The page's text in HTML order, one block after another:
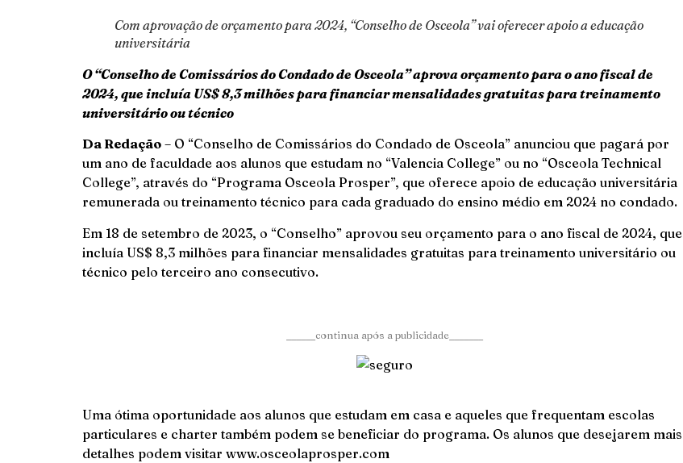
Com aprovação de orçamento para 2024, “Conselho de Osceola” vai oferecer apoio a educação
universitária
O “Conselho de Comissários do Condado de Osceola” aprova orçamento para o ano fiscal de
2024, que incluía US$ 8,3 milhões para financiar mensalidades gratuitas para treinamento
universitário ou técnico
Da Redação – O “Conselho de Comissários do Condado de Osceola” anunciou que pagará por
um ano de faculdade aos alunos que estudam no “Valencia College” ou no “Osceola Technical
College”, através do “Programa Osceola Prosper”, que oferece apoio de educação universitária
remunerada ou treinamento técnico para cada graduado do ensino médio em 2024 no condado.
Em 18 de setembro de 2023, o “Conselho” aprovou seu orçamento para o ano fiscal de 2024, que
incluía US$ 8,3 milhões para financiar mensalidades gratuitas para treinamento universitário ou
técnico pelo terceiro ano consecutivo.
______continua após a publicidade_______
Uma ótima oportunidade aos alunos que estudam em casa e aqueles que frequentam escolas
particulares e charter também podem se beneficiar do programa. Os alunos que desejarem mais
detalhes podem visitar www.osceolaprosper.com